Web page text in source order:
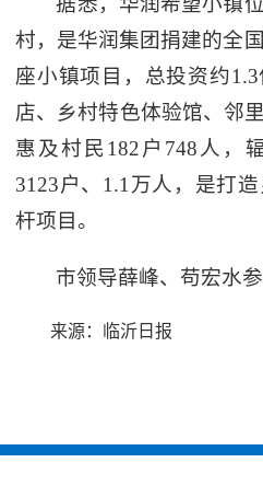
村，是华润集团捐建的全
座小镇项目，总投资约
店、乡村特色体验馆、邻
惠及村民182户748人，
3123户、1.1万人，是打
杆项目。
市领导薛峰、苟宏水参
来源：临沂日报